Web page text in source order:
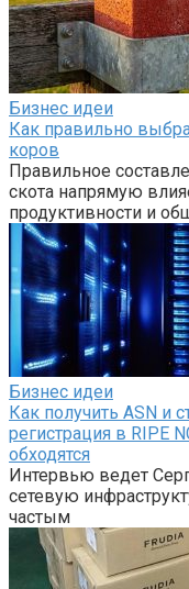
Бизнес идеи
Как правильно
коров
Правильное
скота напрямую
продуктивности и
Бизнес идеи
Как получить ASN и
регистрация в RIPE
обходятся
Интервью ведет
сетевую
частым